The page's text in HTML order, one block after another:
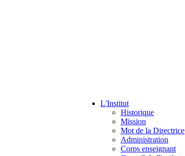
L'Institut
Historique
Mission
Mot de la Directrice
Administration
Corps enseignant